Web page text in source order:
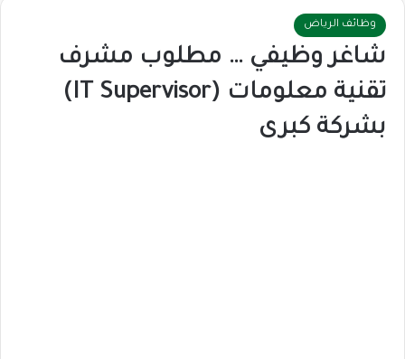
وظائف الرياض
شاغر وظيفي … مطلوب مشرف
تقنية معلومات (IT Supervisor)
بشركة كبرى